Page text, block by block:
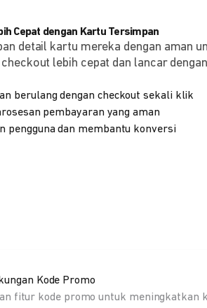
Cepat dengan Kartu Tersimpan
detail kartu mereka dengan aman
lebih cepat dan lancar
berulang dengan checkout sekali klik
pembayaran yang aman
pengguna dan membantu konversi
Kode Promo
fitur kode promo untuk meningkatkan